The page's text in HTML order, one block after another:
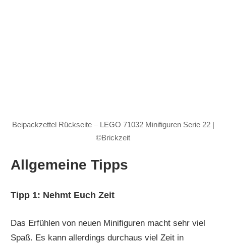
Beipackzettel Rückseite – LEGO 71032 Minifiguren Serie 22 |
©Brickzeit
Allgemeine Tipps
Tipp 1: Nehmt Euch Zeit
Das Erfühlen von neuen Minifiguren macht sehr viel
Spaß. Es kann allerdings durchaus viel Zeit in